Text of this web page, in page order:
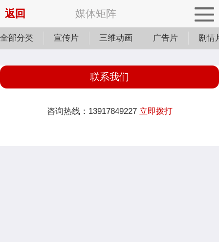
返回 媒体矩阵
全部分类 宣传片 三维动画 广告片 剧情
联系我们
咨询热线：13917849227 立即拨打